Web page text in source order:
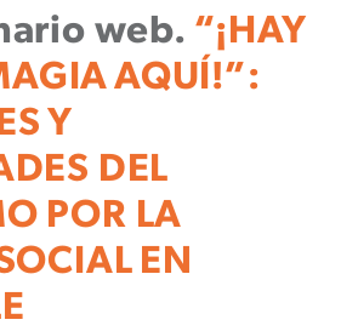
web. “¡HAY
AQUÍ!”:
Y
DEL
POR LA
EN